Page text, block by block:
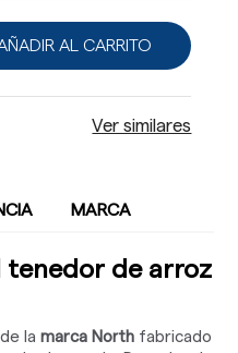
AL CARRITO
Ver similares
MARCA
de arroz
lamarca North fabricado